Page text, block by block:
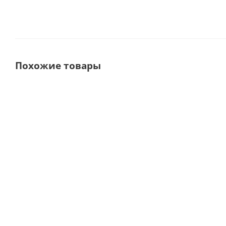
Похожие товары